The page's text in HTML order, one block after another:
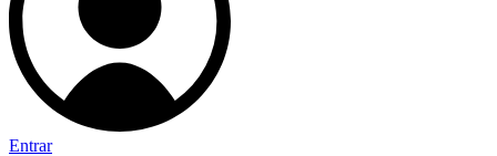
Entrar